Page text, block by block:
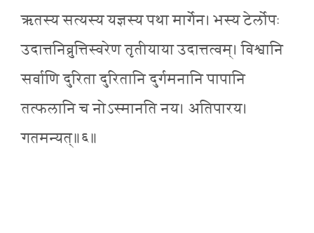
ऋतस्य सत्यस्य यज्ञस्य पथा मार्गेन। भस्य टेर्लोपः
उदात्तनिव्रुत्तिस्वरेण तृतीयाया उदात्तत्वम्। विश्वानि
सर्वाणि दुरिता दुरितानि दुर्गमनानि पापानि
तत्फलानि च नोऽस्मानति नय। अतिपारय।
गतमन्यत्॥६॥